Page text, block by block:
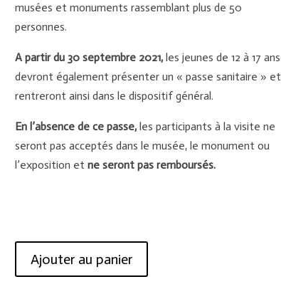
musées et monuments rassemblant plus de 50
personnes.
A partir du 30 septembre 2021, les jeunes de 12 à 17 ans
devront également présenter un « passe sanitaire » et
rentreront ainsi dans le dispositif général.
En l’absence de ce passe, les participants à la visite ne
seront pas acceptés dans le musée, le monument ou
l’exposition etne seront pas remboursés.
Ajouter au panier